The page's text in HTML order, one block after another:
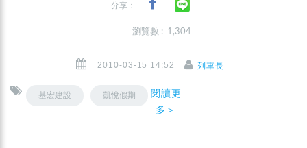
分享：
瀏覽數 : 1,304
2010-03-15 14:52 列車長
基宏建設 凱悅假期
閱讀更
多＞